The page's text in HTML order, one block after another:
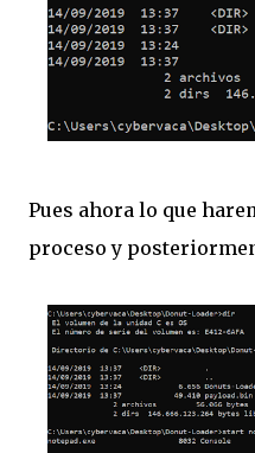
Pues ahora lo que
proceso y